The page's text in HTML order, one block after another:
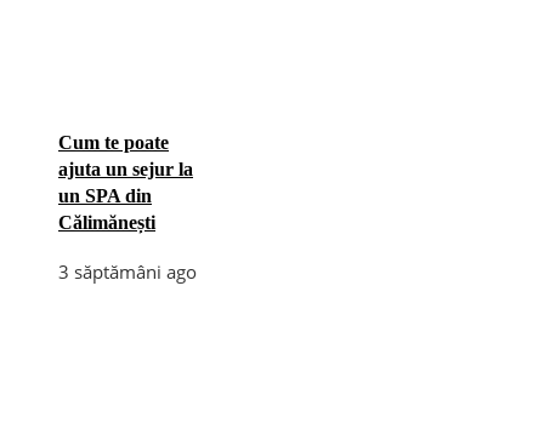
Cum te poate
ajuta un sejur la
un SPA din
Călimănești
3 săptămâni ago